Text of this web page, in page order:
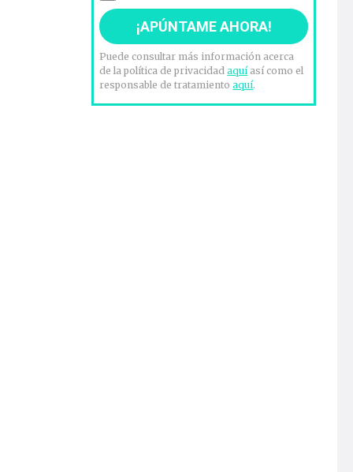
Puede consultar más información acerca
de la política de privacidadaquíasí como el
responsable de tratamientoaquí.